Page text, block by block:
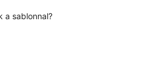
a sablonnal?